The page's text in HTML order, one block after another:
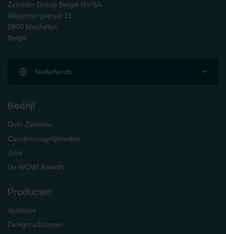
Zehnder Group België NV/SA
Wayenborgstraat 21
2800 Mechelen
België
Nederlands
Bedrijf
Over Zehnder
Carrièremogelijkheden
Jobs
De WOW! Awards
Producten
Ventilatie
Designradiatoren